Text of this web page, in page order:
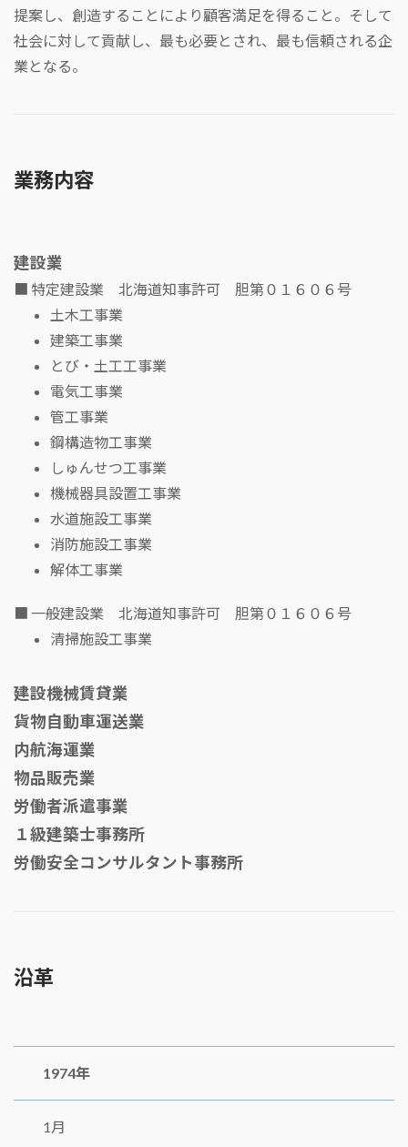
提案し、創造することにより顧客満足を得ること。そして
社会に対して貢献し、最も必要とされ、最も信頼される企
業となる。
業務内容
建設業
■ 特定建設業 北海道知事許可 胆第０１６０６号
土木工事業
建築工事業
とび・土工工事業
電気工事業
管工事業
鋼構造物工事業
しゅんせつ工事業
機械器具設置工事業
水道施設工事業
消防施設工事業
解体工事業
■ 一般建設業 北海道知事許可 胆第０１６０６号
清掃施設工事業
建設機械賃貸業
貨物自動車運送業
内航海運業
物品販売業
労働者派遣事業
１級建築士事務所
労働安全コンサルタント事務所
沿革
1974年
1月